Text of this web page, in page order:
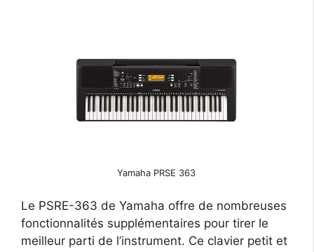
Yamaha PRSE 363
Le PSRE-363 de Yamaha offre de nombreuses
fonctionnalités supplémentaires pour tirer le
meilleur parti de l’instrument. Ce clavier petit et